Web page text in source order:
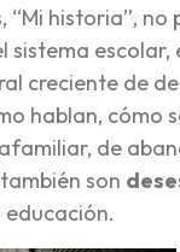
historia”, no
sistema
creciente de
hablan, cómo
de
son